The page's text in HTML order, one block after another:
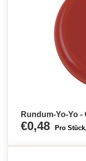
Rundum-Yo-Yo
€0,48 Pro